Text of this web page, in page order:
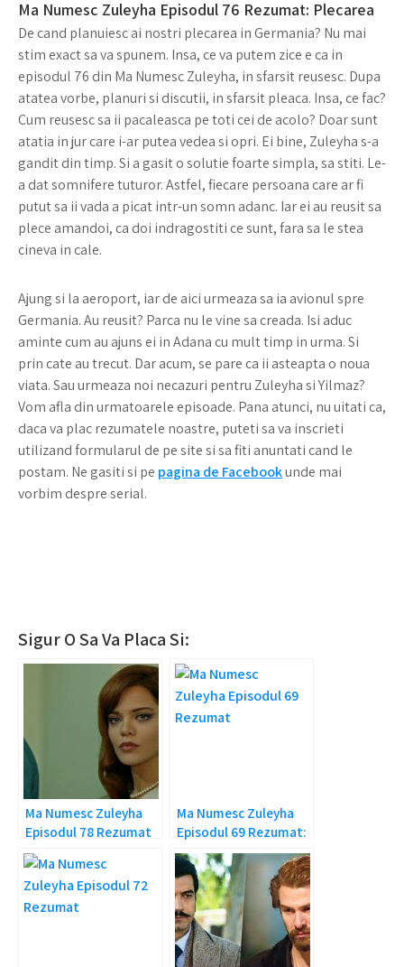
Ma Numesc Zuleyha Episodul 76 Rezumat: Plecarea
De cand planuiesc ai nostri plecarea in Germania? Nu mai
stim exact sa va spunem. Insa, ce va putem zice e ca in
episodul 76 din Ma Numesc Zuleyha, in sfarsit reusesc. Dupa
atatea vorbe, planuri si discutii, in sfarsit pleaca. Insa, ce fac?
Cum reusesc sa ii pacaleasca pe toti cei de acolo? Doar sunt
atatia in jur care i-ar putea vedea si opri. Ei bine, Zuleyha s-a
gandit din timp. Si a gasit o solutie foarte simpla, sa stiti. Le-
a dat somnifere tuturor. Astfel, fiecare persoana care ar fi
putut sa ii vada a picat intr-un somn adanc. Iar ei au reusit sa
plece amandoi, ca doi indragostiti ce sunt, fara sa le stea
cineva in cale.
Ajung si la aeroport, iar de aici urmeaza sa ia avionul spre
Germania. Au reusit? Parca nu le vine sa creada. Isi aduc
aminte cum au ajuns ei in Adana cu mult timp in urma. Si
prin cate au trecut. Dar acum, se pare ca ii asteapta o noua
viata. Sau urmeaza noi necazuri pentru Zuleyha si Yilmaz?
Vom afla din urmatoarele episoade. Pana atunci, nu uitati ca,
daca va plac rezumatele noastre, puteti sa va inscrieti
utilizand formularul de pe site si sa fiti anuntati cand le
postam. Ne gasiti si pe pagina de Facebookunde mai
vorbim despre serial.
Sigur O Sa Va Placa Si:
Ma Numesc Zuleyha
Episodul 78 Rezumat
Integral: Gelozia lui
Mujgan
Ma Numesc Zuleyha
Episodul 69 Rezumat:
Adnan e in pericol